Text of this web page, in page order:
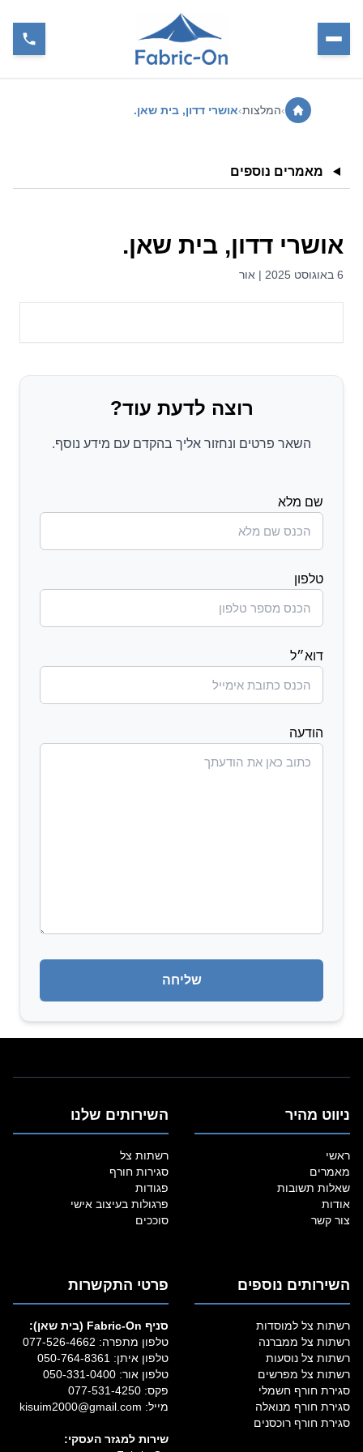
›המלצות›אושרי דדון, בית שאן.
מאמרים נוספים
אושרי דדון, בית שאן.
6 באוגוסט 2025 | אור
רוצה לדעת עוד?
השאר פרטים ונחזור אליך בהקדם עם מידע נוסף.
שם מלא
טלפון
דוא״ל
הודעה
ניווט מהיר
ראשי
מאמרים
שאלות תשובות
אודות
צור קשר
השירותים שלנו
רשתות צל
סגירות חורף
פגודות
פרגולות בעיצוב אישי
סוככים
השירותים נוספים
רשתות צל למוסדות
רשתות צל ממברנה
רשתות צל נוסעות
רשתות צל מפרשים
סגירת חורף חשמלי
סגירת חורף מנואלה
סגירת חורף רוכסנים
פרטי התקשרות
סניף Fabric‑On (בית שאן):
טלפון מתפרה: 077-526-4662
טלפון איתן: 050-764-8361
טלפון אור: 050-331-0400
פקס: 077-531-4250
מייל: kisuim2000@gmail.com
שירות למגזר העסקי: